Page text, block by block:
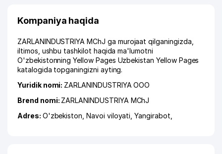
Kompaniya haqida
ZARLANINDUSTRIYA MChJ ga murojaat qilganingizda,
iltimos, ushbu tashkilot haqida ma'lumotni
O'zbekistonning Yellow Pages Uzbekistan Yellow Pages
katalogida topganingizni ayting.
Yuridik nomi: ZARLANINDUSTRIYA ООО
Brend nomi: ZARLANINDUSTRIYA MChJ
Adres: O'zbekiston,Navoi viloyati ,Yangirabot